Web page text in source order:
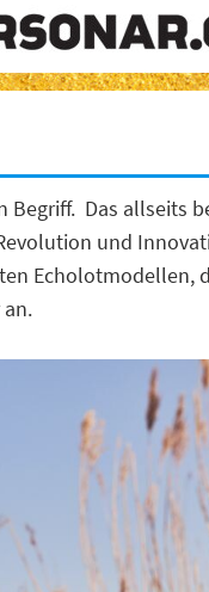
Begriff. Das allseits
und
Echolotmodellen,